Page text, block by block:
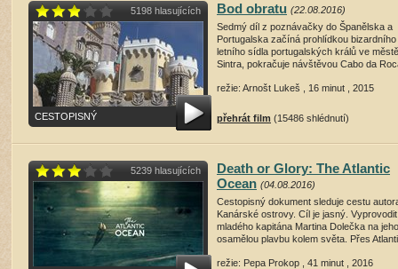
5198 hlasujících
CESTOPISNÝ
Bod obratu (22.08.2016)
Sedmý díl z poznávačky do Španělska a
Portugalska začíná prohlídkou bizardního
letního sídla portugalských králů ve městě
Sintra, pokračuje návštěvou Cabo da
režie: Arnošt Lukeš , 16 minut , 2015
přehrát film (15486 shlédnutí)
5239 hlasujících
Death or Glory: The Atlantic
Ocean (04.08.2016)
Cestopisný dokument sleduje cestu
Kanárské ostrovy. Cíl je jasný. Vyprovodit
mladého kapitána Martina Dolečka na jeho
osamělou plavbu kolem světa. Přes
režie: Pepa Prokop , 41 minut , 2016